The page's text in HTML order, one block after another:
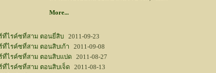
More...
ที่ไรค์ซที่สาม ตอนยี่สิบ 2011-09-23
ที่ไรค์ซที่สาม ตอนสิบเก้า 2011-09-08
ที่ไรค์ซที่สาม ตอนสิบแปด 2011-08-27
ที่ไรค์ซที่สาม ตอนสิบเจ็ด 2011-08-13